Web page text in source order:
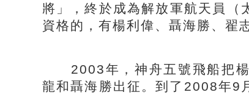
將」，終於成為解放軍航天員（
資格的，有楊利偉、聶海勝、翟
2003年，神舟五號飛船把楊
龍和聶海勝出征。到了2008年9